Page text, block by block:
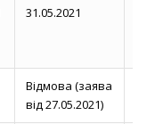
31.05.2021
Відмова (заява
від 27.05.2021)